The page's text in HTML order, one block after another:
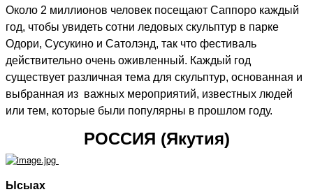
Около 2 миллионов человек посещают Саппоро каждый
год, чтобы увидеть сотни ледовых скульптур в парке
Одори, Сусукино и Сатолэнд, так что фестиваль
действительно очень оживленный. Каждый год
существует различная тема для скульптур, основанная и
выбранная из важных мероприятий, известных людей
или тем, которые были популярны в прошлом году.
РОССИЯ (Якутия)
Ысыах